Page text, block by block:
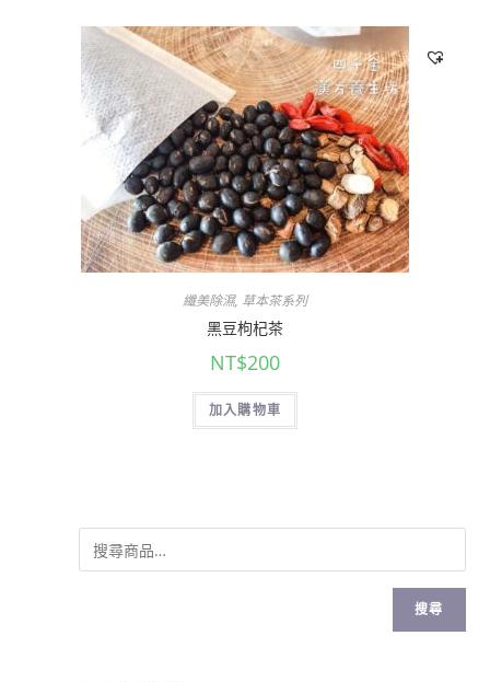
纖美除濕, 草本茶系列
黑豆枸杞茶
NT$200
加入購物車
搜尋